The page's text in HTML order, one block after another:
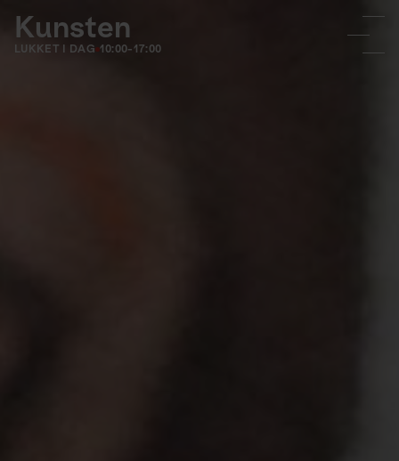
Kunsten
LUKKET I DAG 10:00-17:00